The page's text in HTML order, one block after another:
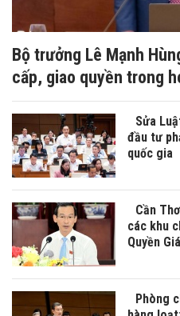
Bộ trưởng Lê Mạnh
cấp, giao quyền trong
Sửa
đầu tư
quốc gia
Cần
các khu
Quyền
Phòng